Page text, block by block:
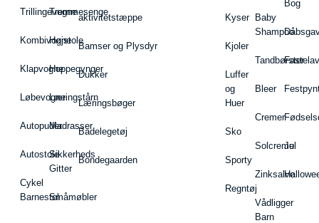
Trillingevogne
Kombivogne
Klapvogne
Løbevogne
Autopuder
Autostole
Cykel
Barnestol
Tremmesenge
Højstole
Hoppegynger
Læringstårn
Madrasser
Sikkerheds
Gitter
Småmøbler
aktivitetstæppe
Bamser og Plysdyr
Dukker
Læringsbøger
Badelegetøj
Bondegaarden
Kyser
Kjoler
Luffer
og
Huer
Sko
Sporty
Regntøj
Baby
Shampoo
Tandbørster
Bleer
Cremer
Solcreme
Zinksalve
Vådligger
Barn
Bog
Jul